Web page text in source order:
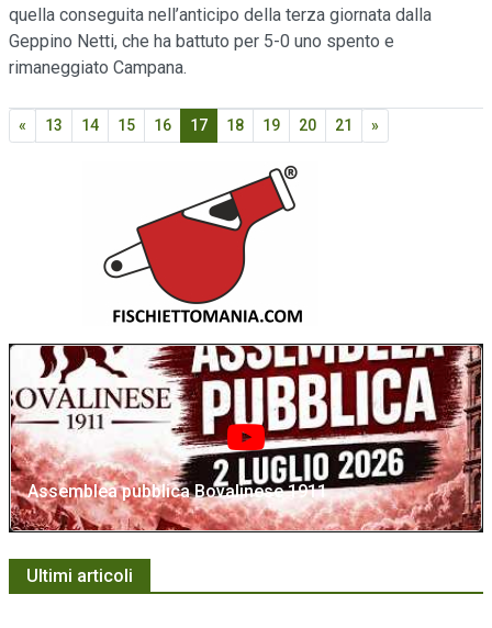
quella conseguita nell’anticipo della terza giornata dalla
Geppino Netti, che ha battuto per 5-0 uno spento e
rimaneggiato Campana.
« 13 14 15 16 17 18 19 20 21 »
Assemblea pubblica Bovalinese 1911
Ultimi articoli